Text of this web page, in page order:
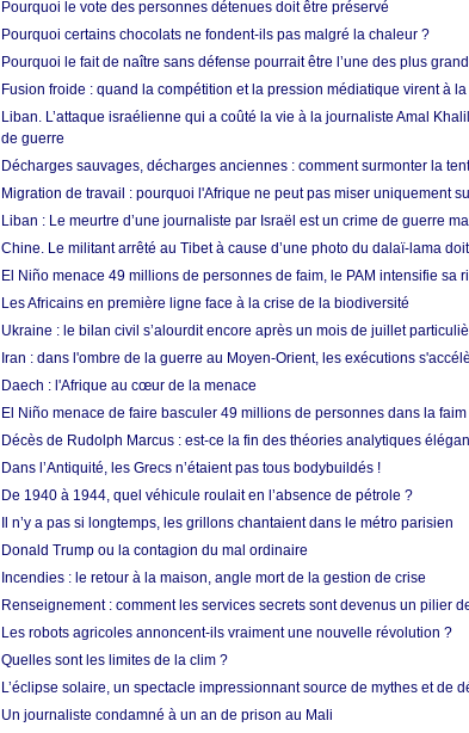
Pourquoi le vote des personnes détenues doit être préservé
Pourquoi certains chocolats ne fondent-ils pas malgré la chaleur ?
Pourquoi le fait de naître sans défense pourrait être l’une des plus
Fusion froide : quand la compétition et la pression médiatique virent à
Liban. L’attaque israélienne qui a coûté la vie à la journaliste Amal
de guerre
Décharges sauvages, décharges anciennes : comment surmonter la
Migration de travail : pourquoi l'Afrique ne peut pas miser uniquement
Liban : Le meurtre d’une journaliste par Israël est un crime de guerre
Chine. Le militant arrêté au Tibet à cause d’une photo du dalaï-lama
El Niño menace 49 millions de personnes de faim, le PAM intensifie sa
Les Africains en première ligne face à la crise de la biodiversité
Ukraine : le bilan civil s’alourdit encore après un mois de juillet
Iran : dans l'ombre de la guerre au Moyen-Orient, les exécutions
Daech : l'Afrique au cœur de la menace
El Niño menace de faire basculer 49 millions de personnes dans la
Décès de Rudolph Marcus : est-ce la fin des théories analytiques
Dans l’Antiquité, les Grecs n’étaient pas tous bodybuildés !
De 1940 à 1944, quel véhicule roulait en l’absence de pétrole ?
Il n’y a pas si longtemps, les grillons chantaient dans le métro parisien
Donald Trump ou la contagion du mal ordinaire
Incendies : le retour à la maison, angle mort de la gestion de crise
Renseignement : comment les services secrets sont devenus un pilier
Les robots agricoles annoncent-ils vraiment une nouvelle révolution ?
Quelles sont les limites de la clim ?
L’éclipse solaire, un spectacle impressionnant source de mythes et de
Un journaliste condamné à un an de prison au Mali